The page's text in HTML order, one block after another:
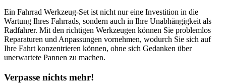
Ein Fahrrad Werkzeug-Set ist nicht nur eine Investition in die
Wartung Ihres Fahrrads, sondern auch in Ihre Unabhängigkeit als
Radfahrer. Mit den richtigen Werkzeugen können Sie problemlos
Reparaturen und Anpassungen vornehmen, wodurch Sie sich auf
Ihre Fahrt konzentrieren können, ohne sich Gedanken über
unerwartete Pannen zu machen.
Verpasse nichts mehr!